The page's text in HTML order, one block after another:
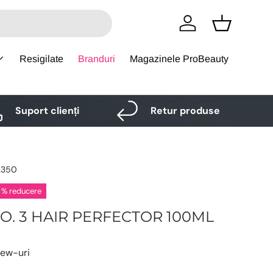
Logare Cos
Resigilate Branduri Magazinele ProBeauty
Suport clienți Retur produse
reducere
3 HAIR PERFECTOR 100ML
uri